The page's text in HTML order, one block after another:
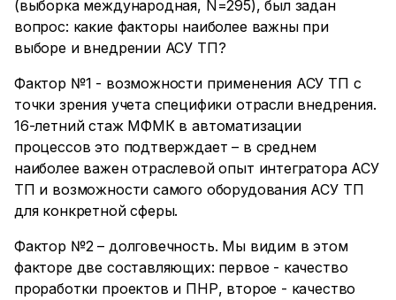
(выборка международная, N=295), был задан
вопрос: какие факторы наиболее важны при
выборе и внедрении АСУ ТП?
Фактор №1 - возможности применения АСУ ТП с
точки зрения учета специфики отрасли внедрения.
16-летний стаж МФМК в автоматизации
процессов это подтверждает – в среднем
наиболее важен отраслевой опыт интегратора АСУ
ТП и возможности самого оборудования АСУ ТП
для конкретной сферы.
Фактор №2 – долговечность. Мы видим в этом
факторе две составляющих: первое - качество
проработки проектов и ПНР, второе - качество